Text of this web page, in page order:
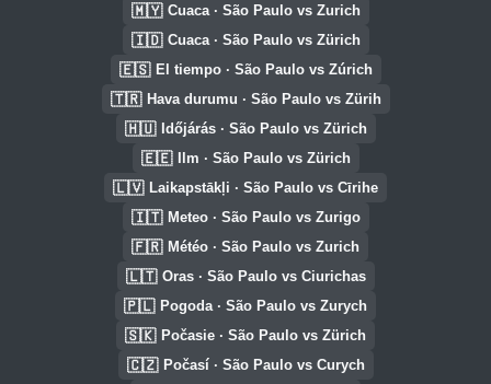
🇲🇾 Cuaca · São Paulo vs Zurich
🇮🇩 Cuaca · São Paulo vs Zürich
🇪🇸 El tiempo · São Paulo vs Zúrich
🇹🇷 Hava durumu · São Paulo vs Zürih
🇭🇺 Időjárás · São Paulo vs Zürich
🇪🇪 Ilm · São Paulo vs Zürich
🇱🇻 Laikapstākļi · São Paulo vs Cīrihe
🇮🇹 Meteo · São Paulo vs Zurigo
🇫🇷 Météo · São Paulo vs Zurich
🇱🇹 Oras · São Paulo vs Ciurichas
🇵🇱 Pogoda · São Paulo vs Zurych
🇸🇰 Počasie · São Paulo vs Zürich
🇨🇿 Počasí · São Paulo vs Curych